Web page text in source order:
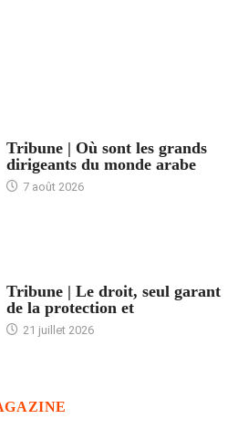
Tribune | Où sont les grands
dirigeants du monde arabe
7 août 2026
Tribune | Le droit, seul garant
de la protection et
21 juillet 2026